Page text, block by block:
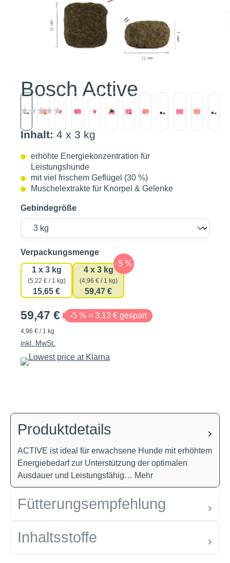
Bosch Active
Inhalt: 4 x 3 kg
erhöhte Energiekonzentration für
Leistungshunde
mit viel frischem Geflügel (30 %)
Muschelextrakte für Knorpel & Gelenke
Gebindegröße
Verpackungsmengeauswählen
1 x 3 kg
(5,22 € / 1 kg)
15,65 €
4 x 3 kg
(4,96 € / 1 kg)
59,47 €
59,47 € -5 % = 3,13 € gespart
4,96 € / 1 kg
inkl. MwSt.
Produktdetails
ACTIVE ist ideal für erwachsene Hunde mit erhöhtem
Energiebedarf zur Unterstützung der optimalen
Ausdauer und Leistungsfähig… Mehr
Fütterungsempfehlung
Inhaltsstoffe